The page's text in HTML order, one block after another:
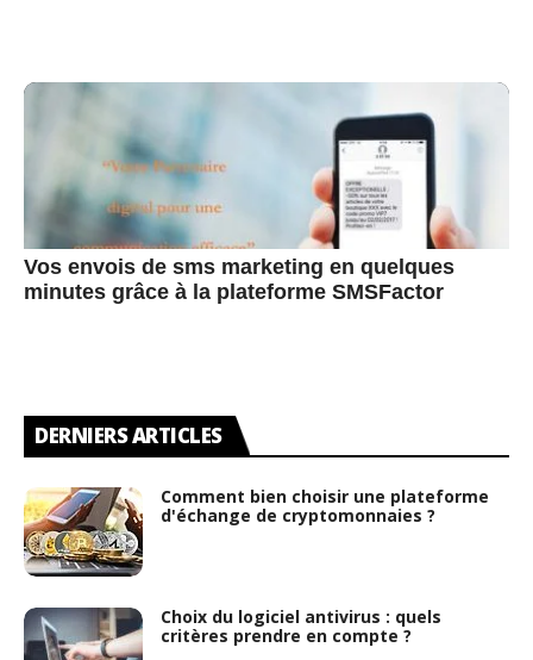
Vos envois de sms marketing en quelques
minutes grâce à la plateforme SMSFactor
DERNIERS ARTICLES
Comment bien choisir une plateforme
d'échange de cryptomonnaies ?
Choix du logiciel antivirus : quels
critères prendre en compte ?